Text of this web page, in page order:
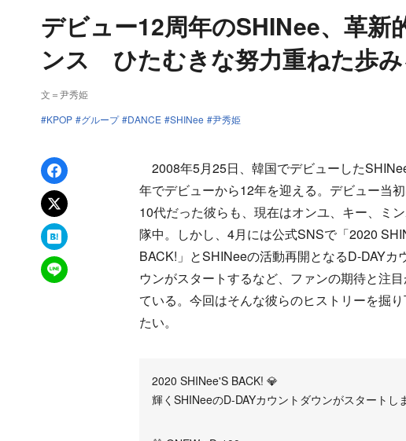
デビュー12周年のSHINee、革
ンス ひたむきな努力重ねた歩
文＝尹秀姫
KPOP
グループ DANCE SHINee 尹秀姫
Facebookでシェア
xでポスト
はてなブックマーク
LINEで送る
2008年5月25日、韓国でデビューした
年でデビューから12年を迎える。デビュー当
10代だった彼らも、現在はオンユ、キー、ミ
隊中。しかし、4月には公式SNSで「2020
BACK!」とSHINeeの活動再開となるD-DAYカ
ウンがスタートするなど、ファンの期待と注
ている。今回はそんな彼らのヒストリーを掘
たい。
2020 SHINee'S BACK! 💎
輝くSHINeeのD-DAYカウントダウンがスタートし